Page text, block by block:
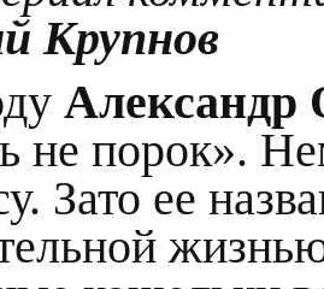
Крупнов
Александр
не порок».
Зато ее